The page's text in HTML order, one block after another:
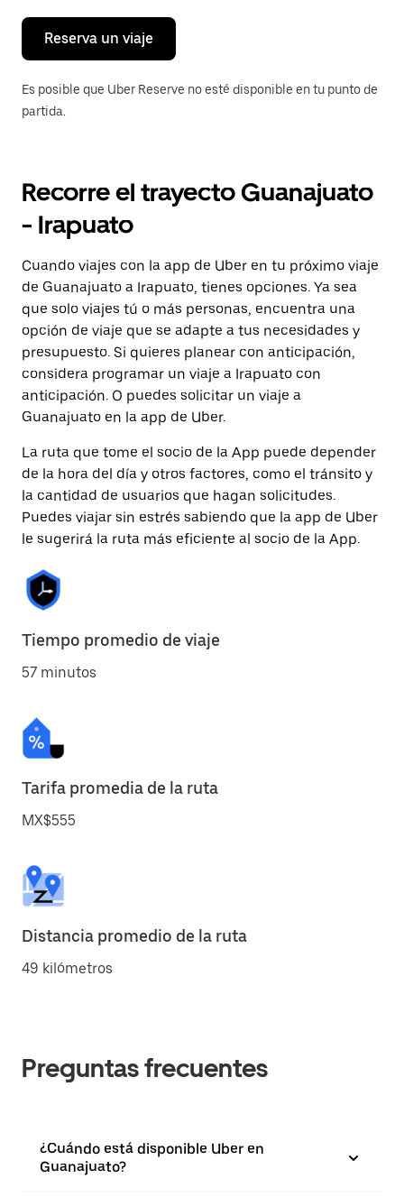
el
calendario.
Reserva un viaje
Es posible que Uber Reserve no esté disponible en tu punto de
partida.
Recorre el trayecto Guanajuato
- Irapuato
Cuando viajes con la app de Uber en tu próximo viaje
de Guanajuato a Irapuato, tienes opciones. Ya sea
que solo viajes tú o más personas, encuentra una
opción de viaje que se adapte a tus necesidades y
presupuesto. Si quieres planear con anticipación,
considera programar un viaje a Irapuato con
anticipación. O puedes solicitar un viaje a
Guanajuato en la app de Uber.
La ruta que tome el socio de la App puede depender
de la hora del día y otros factores, como el tránsito y
la cantidad de usuarios que hagan solicitudes.
Puedes viajar sin estrés sabiendo que la app de Uber
le sugerirá la ruta más eficiente al socio de la App.
Tiempo promedio de viaje
57 minutos
Tarifa promedia de la ruta
MX$555
Distancia promedio de la ruta
49 kilómetros
Preguntas frecuentes
¿Cuándo está disponible Uber en
Guanajuato?